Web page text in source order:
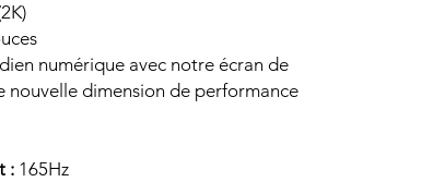
numérique avec notre écran de
nouvelle dimension de performance
: 165Hz